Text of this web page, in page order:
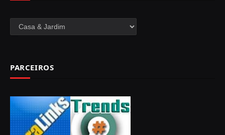
Categorias
PARCEIROS